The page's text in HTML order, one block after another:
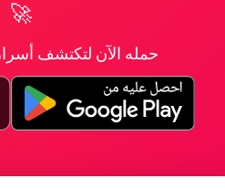
🚀
حمله الآن لتكتشف